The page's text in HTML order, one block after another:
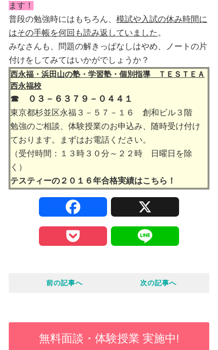
ます！
普段の勉強時にはもちろん、 模試や入試の休み時間に
はその手帳を何回も読み返していました 。
みなさんも、問題の解きっぱなしはやめ、ノートの片
付けをしてみてはいかがでしょうか？
西永福・浜田山の塾・学習塾・個別指導 ＴＥＳＴＥＡ
西永福校
☎ ０３－６３７９－０４４１
東京都杉並区永福３－５７－１６ 創和ビル３階
勉強のご相談、体験授業のお申込み、随時受け付け
ております。まずはお電話ください。
（受付時間：１３時３０分～２２時 日曜日を除
く）
テスティーの２０１６年合格実績はこちら！
e
前の記事へ 次の記事へ
無料面談・体験授業 実施中!